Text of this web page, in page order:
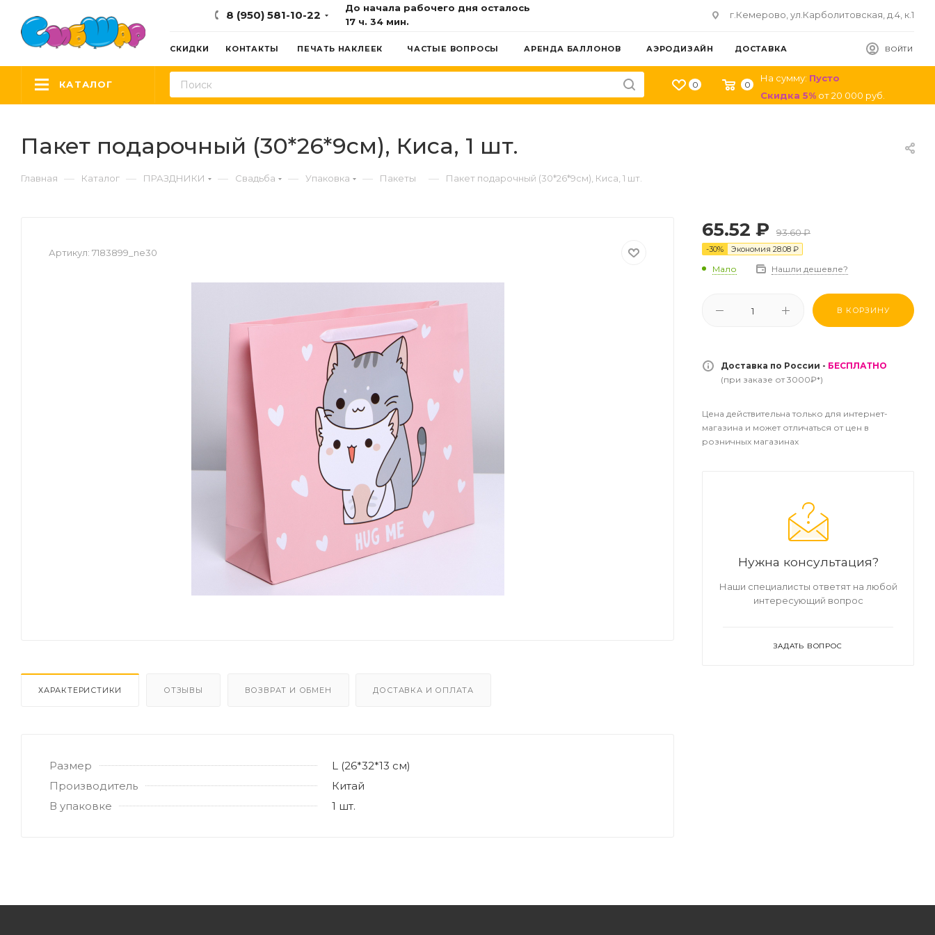
8 (950) 581-10-22
До начала рабочего дня осталось
17 ч. 34 мин.
г.Кемерово, ул.Карболитовская, д.4, к.1
ВОЙТИ
СКИДКИ КОНТАКТЫ ПЕЧАТЬ НАКЛЕЕК ЧАСТЫЕ ВОПРОСЫ АРЕНДА БАЛЛОНОВ АЭРОДИЗАЙН ДОСТАВКА
0 0
На сумму: Пусто
Скидка 5% от20 000 руб.
КАТАЛОГ
Пакет подарочный (30*26*9см), Киса, 1 шт.
Главная — Каталог — ПРАЗДНИКИ — Свадьба — Упаковка — Пакеты — Пакет подарочный (30*26*9см), Киса, 1 шт.
Артикул: 7183899_ne30
ХАРАКТЕРИСТИКИ ОТЗЫВЫ ВОЗВРАТ И ОБМЕН ДОСТАВКА И ОПЛАТА
Размер
L (26*32*13 см)
Производитель
Китай
В упаковке
1 шт.
65.52 ₽ 93.60₽
-30% Экономия 28.08 ₽
Мало Нашли дешевле?
В КОРЗИНУ
Доставка по России - БЕСПЛАТНО
(при заказе от 3000₽*)
Цена действительна только для интернет-
магазина и может отличаться от цен в
розничных магазинах
Нужна консультация?
Наши специалисты ответят на любой
интересующий вопрос
ЗАДАТЬ ВОПРОС